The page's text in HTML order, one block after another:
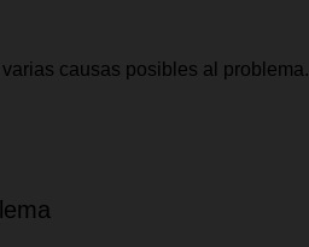
causas posibles al problema.